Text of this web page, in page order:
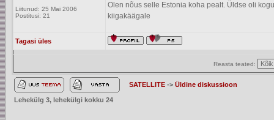
Liitunud: 25 Mai 2006
Postitusi: 21
Olen nõus selle Estonia koha pealt. Üldse oli
kiigakäägale
Tagasi üles
Reasta teated:
SATELLITE -> Üldine diskussioon
Lehekülg 3, lehekülgi kokku 24